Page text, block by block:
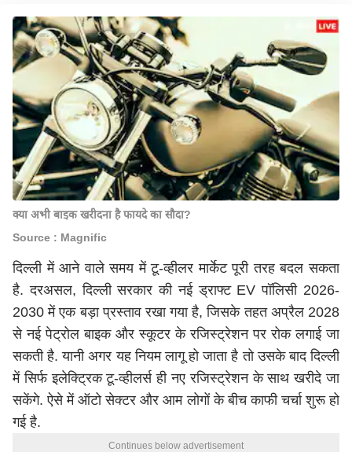
क्या अभी बाइक खरीदना है फायदे का सौदा?
Source : Magnific
दिल्ली में आने वाले समय में टू-व्हीलर मार्केट पूरी तरह बदल सकता
है. दरअसल, दिल्ली सरकार की नई ड्राफ्ट EV पॉलिसी 2026-
2030 में एक बड़ा प्रस्ताव रखा गया है, जिसके तहत अप्रैल 2028
से नई पेट्रोल बाइक और स्कूटर के रजिस्ट्रेशन पर रोक लगाई जा
सकती है. यानी अगर यह नियम लागू हो जाता है तो उसके बाद दिल्ली
में सिर्फ इलेक्ट्रिक टू-व्हीलर्स ही नए रजिस्ट्रेशन के साथ खरीदे जा
सकेंगे. ऐसे में ऑटो सेक्टर और आम लोगों के बीच काफी चर्चा शुरू हो
गई है.
Continues below advertisement